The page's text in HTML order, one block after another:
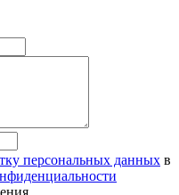
персональных данных в